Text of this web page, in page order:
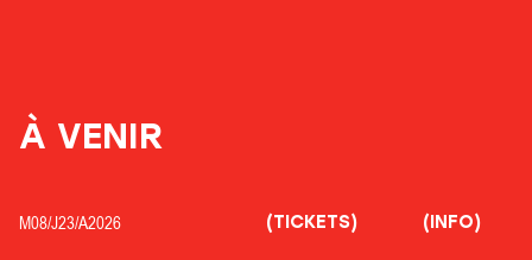
À VENIR
M08/J23/A2026 (TICKETS) (INFO)